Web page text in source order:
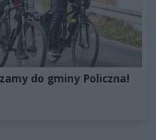
do gminy Policzna!